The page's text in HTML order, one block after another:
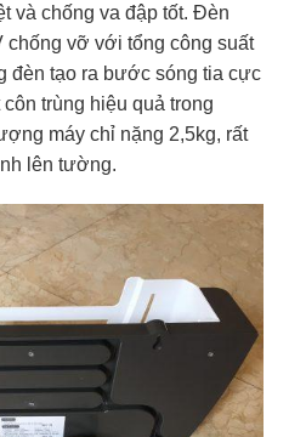
và chống va đập tốt. Đèn
chống vỡ với tổng công suất
đèn tạo ra bước sóng tia cực
trùng hiệu quả trong
máy chỉ nặng 2,5kg, rất
lên tường.